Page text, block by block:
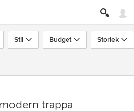
Stil Budget Storlek
trappa